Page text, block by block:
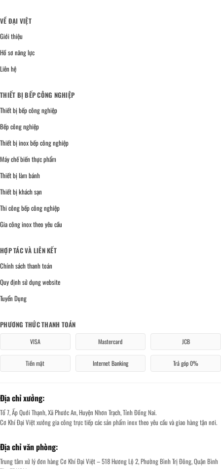
VỀ ĐẠI VIỆT
Giới thiệu
Hồ sơ năng lực
Liên hệ
THIẾT BỊ BẾP CÔNG NGHIỆP
Thiết bị bếp công nghiệp
Bếp công nghiệp
Thiết bị inox bếp công nghiệp
Máy chế biến thực phẩm
Thiết bị làm bánh
Thiết bị khách sạn
Thi công bếp công nghiệp
Gia công inox theo yêu cầu
HỢP TÁC VÀ LIÊN KẾT
Chính sách thanh toán
Quy định sử dụng website
Tuyển Dụng
PHƯƠNG THỨC THANH TOÁN
VISA Mastercard JCB
Tiền mặt Internet Banking Trả góp 0%
Địa chỉ xưởng:
Tổ 7, Ấp Quới Thạnh, Xã Phước An, Huyện Nhơn Trạch, Tỉnh Đồng Nai.
Cơ Khí Đại Việt xưởng gia công trực tiếp các sản phẩm inox theo yêu cầu và giao hàng tận nơi.
Địa chỉ văn phòng:
Trung tâm xử lý đơn hàng Cơ Khí Đại Việt – 518 Hương Lộ 2, Phường Bình Trị Đông, Quận Bình